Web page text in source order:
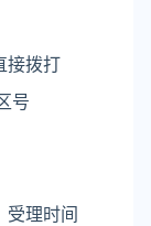
接拨打
号
受理时间